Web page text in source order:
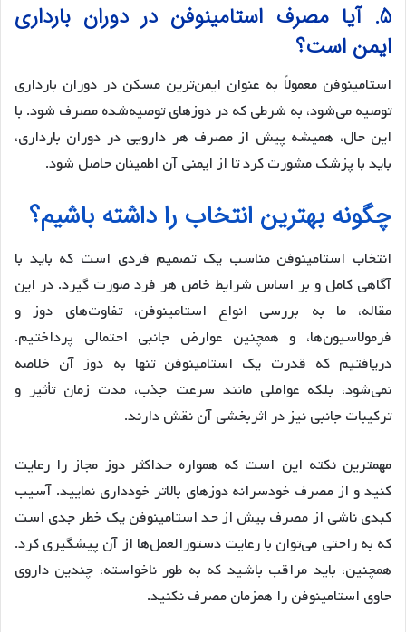
5. آیا مصرف استامینوفن در دوران بارداری
ایمن است؟
استامینوفن معمولاً به عنوان ایمن‌ترین مسکن در دوران بارداری
توصیه می‌شود، به شرطی که در دوزهای توصیه‌شده مصرف شود. با
این حال، همیشه پیش از مصرف هر دارویی در دوران بارداری،
باید با پزشک مشورت کرد تا از ایمنی آن اطمینان حاصل شود.
چگونه بهترین انتخاب را داشته باشیم؟
انتخاب استامینوفن مناسب یک تصمیم فردی است که باید با
آگاهی کامل و بر اساس شرایط خاص هر فرد صورت گیرد. در این
مقاله، ما به بررسی انواع استامینوفن، تفاوت‌های دوز و
فرمولاسیون‌ها، و همچنین عوارض جانبی احتمالی پرداختیم.
دریافتیم که قدرت یک استامینوفن تنها به دوز آن خلاصه
نمی‌شود، بلکه عواملی مانند سرعت جذب، مدت زمان تأثیر و
ترکیبات جانبی نیز در اثربخشی آن نقش دارند.
مهمترین نکته این است که همواره حداکثر دوز مجاز را رعایت
کنید و از مصرف خودسرانه دوزهای بالاتر خودداری نمایید. آسیب
کبدی ناشی از مصرف بیش از حد استامینوفن یک خطر جدی است
که به راحتی می‌توان با رعایت دستورالعمل‌ها از آن پیشگیری کرد.
همچنین، باید مراقب باشید که به طور ناخواسته، چندین داروی
حاوی استامینوفن را همزمان مصرف نکنید.